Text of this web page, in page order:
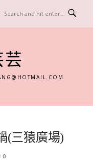
芸
(三猿廣場)
0